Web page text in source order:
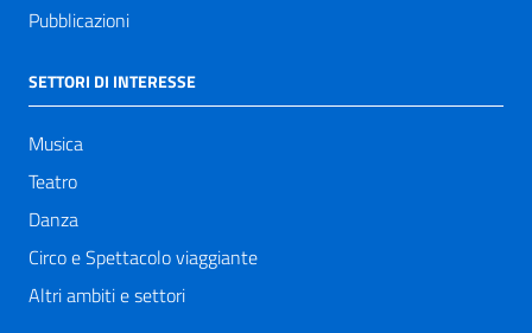
Pubblicazioni
SETTORI DI INTERESSE
Musica
Teatro
Danza
Circo e Spettacolo viaggiante
Altri ambiti e settori